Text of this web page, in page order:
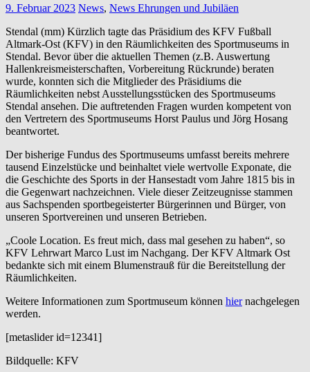
9. Februar 2023 News, News Ehrungen und Jubiläen
Stendal (mm) Kürzlich tagte das Präsidium des KFV Fußball
Altmark-Ost (KFV) in den Räumlichkeiten des Sportmuseums in
Stendal. Bevor über die aktuellen Themen (z.B. Auswertung
Hallenkreismeisterschaften, Vorbereitung Rückrunde) beraten
wurde, konnten sich die Mitglieder des Präsidiums die
Räumlichkeiten nebst Ausstellungsstücken des Sportmuseums
Stendal ansehen. Die auftretenden Fragen wurden kompetent von
den Vertretern des Sportmuseums Horst Paulus und Jörg Hosang
beantwortet.
Der bisherige Fundus des Sportmuseums umfasst bereits mehrere
tausend Einzelstücke und beinhaltet viele wertvolle Exponate, die
die Geschichte des Sports in der Hansestadt vom Jahre 1815 bis in
die Gegenwart nachzeichnen. Viele dieser Zeitzeugnisse stammen
aus Sachspenden sportbegeisterter Bürgerinnen und Bürger, von
unseren Sportvereinen und unseren Betrieben.
„Coole Location. Es freut mich, dass mal gesehen zu haben“, so
KFV Lehrwart Marco Lust im Nachgang. Der KFV Altmark Ost
bedankte sich mit einem Blumenstrauß für die Bereitstellung der
Räumlichkeiten.
Weitere Informationen zum Sportmuseum können hiernachgelegen
werden.
[metaslider id=12341]
Bildquelle: KFV